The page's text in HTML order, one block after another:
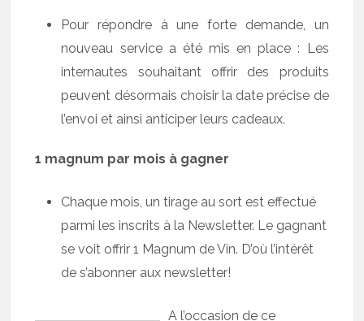
Pour répondre à une forte demande, un
nouveau service a été mis en place : Les
internautes souhaitant offrir des produits
peuvent désormais choisir la date précise de
l’envoi et ainsi anticiper leurs cadeaux.
1 magnum par mois à gagner
Chaque mois, un tirage au sort est effectué
parmi les inscrits à la Newsletter. Le gagnant
se voit offrir 1 Magnum de Vin. D’où l’intérêt
de s’abonner aux newsletter!
A l’occasion de ce